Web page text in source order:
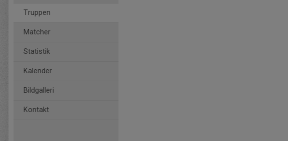
Truppen
Matcher
Statistik
Kalender
Bildgalleri
Kontakt